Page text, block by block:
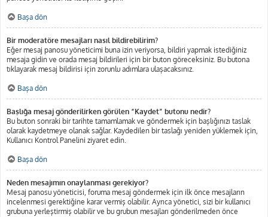
Başa dön
Bir moderatöre mesajları nasıl bildirebilirim?
Eğer mesaj panosu yöneticimi buna izin veriyorsa, bildiri yapmak istediğiniz
mesaja gidin ve orada mesaj bildirileri için bir buton göreceksiniz. Bu butona
tıklayarak mesaj bildirisi için zorunlu adımlara ulaşacaksınız.
Başa dön
Başlığa mesaj gönderilirken görülen “Kaydet” butonu nedir?
Bu buton sonraki bir tarihte tamamlamak ve göndermek için başlığınızı taslak
olarak kaydetmeye olanak sağlar. Kaydedilen bir taslağı yeniden yüklemek için,
Kullanıcı Kontrol Panelini ziyaret edin.
Başa dön
Neden mesajımın onaylanması gerekiyor?
Mesaj panosu yöneticisi, foruma mesaj göndermek için ilk önce mesajların
incelenmesi gerektiğine karar vermiş olabilir. Ayrıca yönetici, sizi bir kullanıcı
grubuna yerleştirmiş olabilir ve bu grubun mesajları gönderilmeden önce